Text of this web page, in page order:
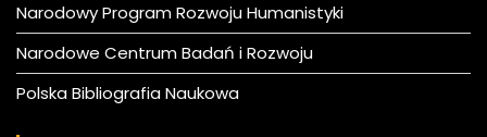
Narodowy Program Rozwoju Humanistyki
Narodowe Centrum Badań i Rozwoju
Polska Bibliografia Naukowa